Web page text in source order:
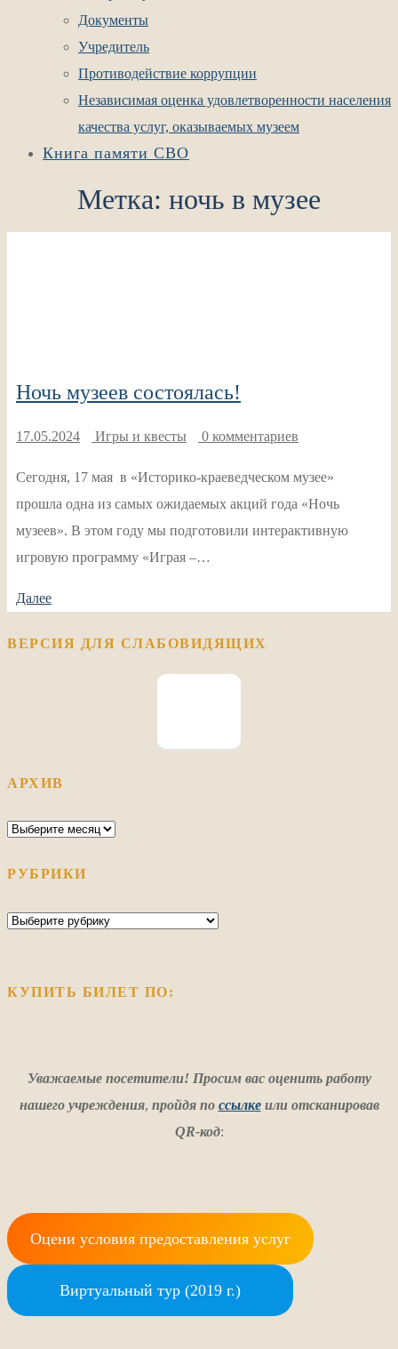
Документы
Учредитель
Противодействие коррупции
Независимая оценка удовлетворенности населения
качества услуг, оказываемых музеем
Книга памяти СВО
Метка: ночь в музее
Ночь музеев состоялась!
17.05.2024 Игры и квесты 0 комментариев
Сегодня, 17 мая в «Историко-краеведческом музее»
прошла одна из самых ожидаемых акций года «Ночь
музеев». В этом году мы подготовили интерактивную
игровую программу «Играя –…
Далее
ВЕРСИЯ ДЛЯ СЛАБОВИДЯЩИХ
АРХИВ
Архив
РУБРИКИ
Рубрики
КУПИТЬ БИЛЕТ ПО:
Уважаемые посетители! Просим вас оценить работу
нашего учреждения, пройдя по ссылкеили отсканировав
QR-код:
Оцени условия предоставления услуг
Виртуальный тур (2019 г.)